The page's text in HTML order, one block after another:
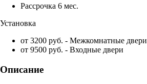
Рассрочка 6 мес.
Установка
от 3200 руб. - Межкомнатные двери
от 9500 руб. - Входные двери
Описание